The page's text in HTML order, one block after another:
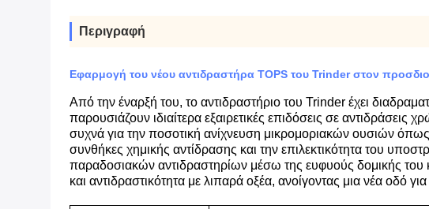
Περιγραφή
Εφαρμογή του νέου αντιδραστήρα TOPS του Trinder στον
Από την έναρξή του, το αντιδραστήριο του Trinder έχει
παρουσιάζουν ιδιαίτερα εξαιρετικές επιδόσεις σε
συχνά για την ποσοτική ανίχνευση μικρομοριακών ουσιών όπως
συνθήκες χημικής αντίδρασης και την επιλεκτικότητα του
παραδοσιακών αντιδραστηρίων μέσω της ευφυούς δομικής του
και αντιδραστικότητα με λιπαρά οξέα, ανοίγοντας μια νέα οδό